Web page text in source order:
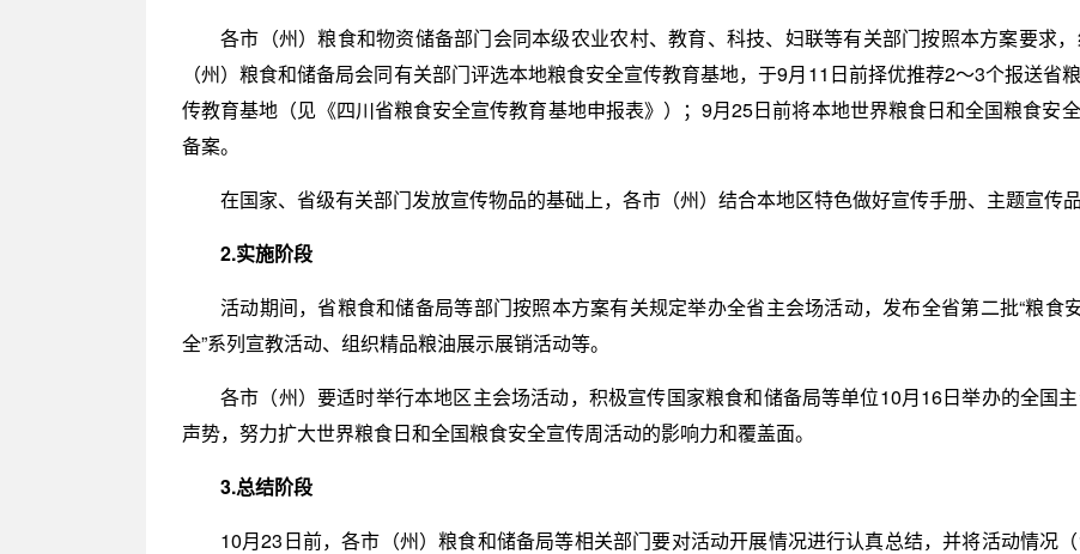
各市（州）粮食和物资储备部门会同本级农业农村、教育、科技、妇联等有关部门按照本方案要求
（州）粮食和储备局会同有关部门评选本地粮食安全宣传教育基地，于9月11日前择优推荐2～3个报送省
传教育基地（见《四川省粮食安全宣传教育基地申报表》）；9月25日前将本地世界粮食日和全国粮食安
备案。
在国家、省级有关部门发放宣传物品的基础上，各市（州）结合本地区特色做好宣传手册、主题宣传
2.实施阶段
活动期间，省粮食和储备局等部门按照本方案有关规定举办全省主会场活动，发布全省第二批“粮食
全”系列宣教活动、组织精品粮油展示展销活动等。
各市（州）要适时举行本地区主会场活动，积极宣传国家粮食和储备局等单位10月16日举办的全国
声势，努力扩大世界粮食日和全国粮食安全宣传周活动的影响力和覆盖面。
3.总结阶段
10月23日前，各市（州）粮食和储备局等相关部门要对活动开展情况进行认真总结，并将活动情况